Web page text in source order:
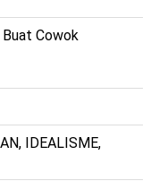
Cowok
IDEALISME,